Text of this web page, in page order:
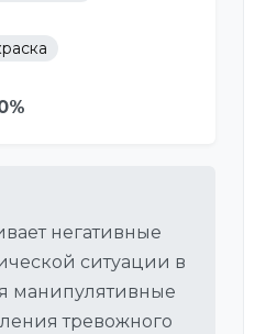
негативные
ситуации в
манипулятивные
тревожного